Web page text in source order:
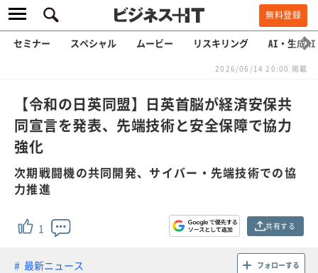
無料登録
セミナー スペシャル ムービー リスキリング AI・生成AI
2026/06/14 20:00 掲載
【令和の日英同盟】日英首脳が経済安保共
同宣言を発表、先端技術と安全保障で協力
強化
次期戦闘機の共同開発、サイバー・先端技術での協
力推進
1 共有する
最新ニュース フォローする